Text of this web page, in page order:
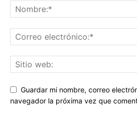
Guardar mi nombre, correo
navegador la próxima vez que